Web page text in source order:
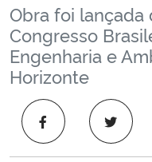
Ministério da Educação
Ministério da Cidadania
Ministério da Saúde
Ministério de Minas e Energia
Obra foi lançada
Congresso
Engenharia e
Horizonte